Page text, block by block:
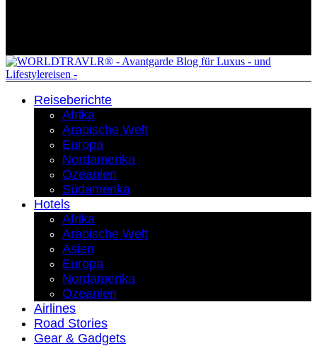
Reiseberichte
Afrika
Arabische Welt
Europa
Nordamerika
Ozeanien
Südamerika
Hotels
Afrika
Arabische Welt
Asien
Europa
Nordamerika
Ozeanien
Airlines
Road Stories
Gear & Gadgets